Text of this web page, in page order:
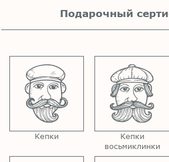
Подарочный
Кепки
Кепки
восьмиклинки